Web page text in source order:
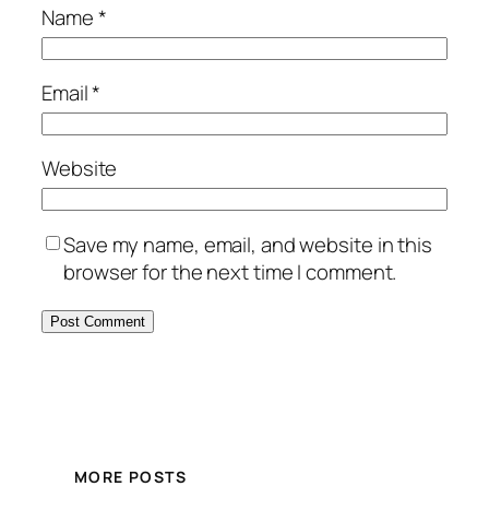
Name*
Email*
Website
Save my name, email, and website in this
browser for the next time I comment.
MORE POSTS